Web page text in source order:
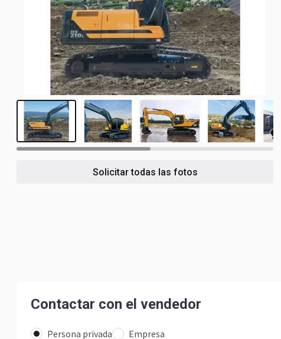
Solicitar todas las fotos
Contactar con el vendedor
Persona privada Empresa